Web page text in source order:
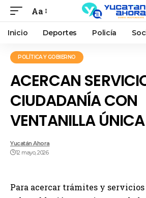
Aa
Inicio Deportes Policía
POLÍTICA Y GOBIERNO
ACERCAN
CIUDADANÍA CON
VENTANILLA
Yucatán Ahora
12 mayo, 2026
Para acercar trámites y